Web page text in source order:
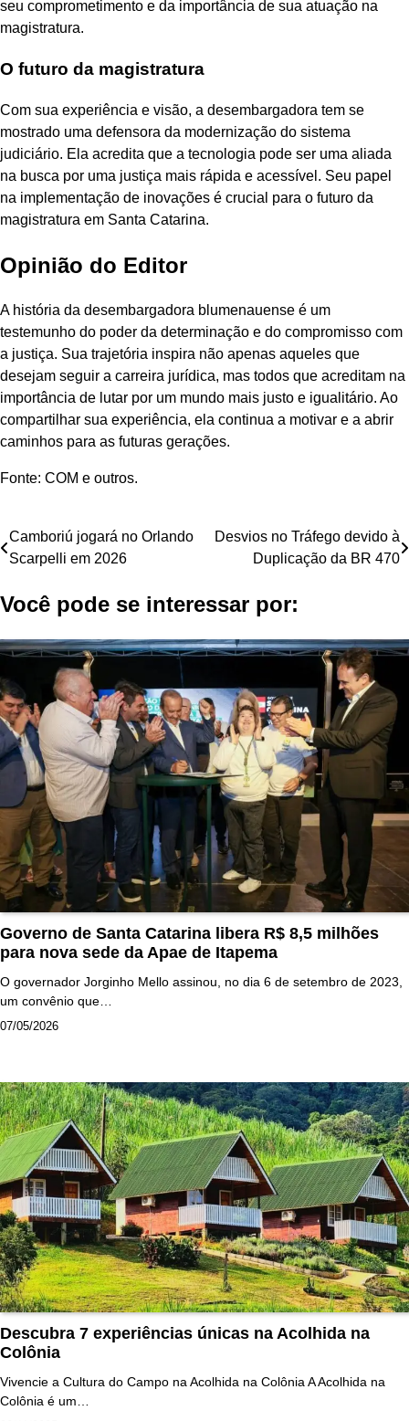
seu comprometimento e da importância de sua atuação na
magistratura.
O futuro da magistratura
Com sua experiência e visão, a desembargadora tem se
mostrado uma defensora da modernização do sistema
judiciário. Ela acredita que a tecnologia pode ser uma aliada
na busca por uma justiça mais rápida e acessível. Seu papel
na implementação de inovações é crucial para o futuro da
magistratura em Santa Catarina.
Opinião do Editor
A história da desembargadora blumenauense é um
testemunho do poder da determinação e do compromisso com
a justiça. Sua trajetória inspira não apenas aqueles que
desejam seguir a carreira jurídica, mas todos que acreditam na
importância de lutar por um mundo mais justo e igualitário. Ao
compartilhar sua experiência, ela continua a motivar e a abrir
caminhos para as futuras gerações.
Fonte: COM e outros.
Navegação
Post
Camboriú jogará no Orlando
Scarpelli em 2026
Desvios no Tráfego devido à
Duplicação da BR 470
Você pode se interessar por:
Governo de Santa Catarina libera R$ 8,5 milhões
para nova sede da Apae de Itapema
O governador Jorginho Mello assinou, no dia 6 de setembro de 2023,
um convênio que…
07/05/2026
Descubra 7 experiências únicas na Acolhida na
Colônia
Vivencie a Cultura do Campo na Acolhida na Colônia A Acolhida na
Colônia é um…